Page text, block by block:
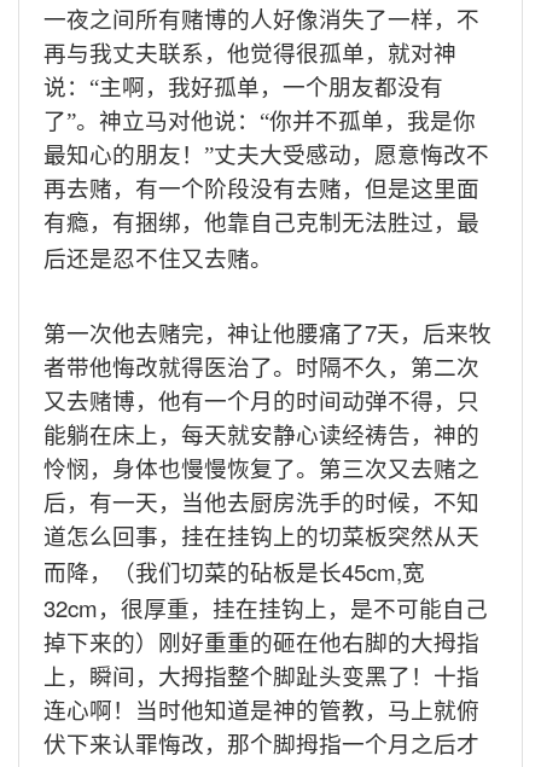
一夜之间所有赌博的人好像消失了一样，不
再与我丈夫联系，他觉得很孤单，就对神
说：“主啊，我好孤单，一个朋友都没有
了”。神立马对他说：“你并不孤单，我是你
最知心的朋友！”丈夫大受感动，愿意悔改不
再去赌，有一个阶段没有去赌，但是这里面
有瘾，有捆绑，他靠自己克制无法胜过，最
后还是忍不住又去赌。
第一次他去赌完，神让他腰痛了7天，后来牧
者带他悔改就得医治了。时隔不久，第二次
又去赌博，他有一个月的时间动弹不得，只
能躺在床上，每天就安静心读经祷告，神的
怜悯，身体也慢慢恢复了。第三次又去赌之
后，有一天，当他去厨房洗手的时候，不知
道怎么回事，挂在挂钩上的切菜板突然从天
而降，（我们切菜的砧板是长45cm,宽
32cm，很厚重，挂在挂钩上，是不可能自己
掉下来的）刚好重重的砸在他右脚的大拇指
上，瞬间，大拇指整个脚趾头变黑了！十指
连心啊！当时他知道是神的管教，马上就俯
伏下来认罪悔改，那个脚拇指一个月之后才